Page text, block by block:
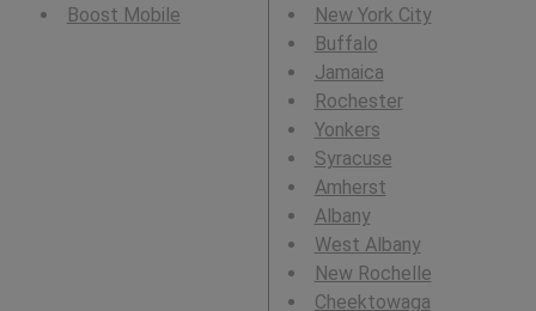
Boost Mobile
New York City
Buffalo
Jamaica
Rochester
Yonkers
Syracuse
Amherst
Albany
West Albany
New Rochelle
Cheektowaga